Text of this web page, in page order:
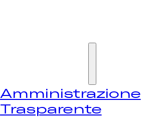
Amministrazione
Trasparente